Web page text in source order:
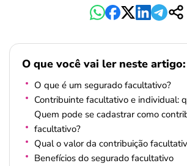
O que você vai ler neste artigo:
O que é um segurado facultativo?
Contribuinte facultativo e individual:
Quem pode se cadastrar como
facultativo?
Qual o valor da contribuição
Benefícios do segurado facultativo